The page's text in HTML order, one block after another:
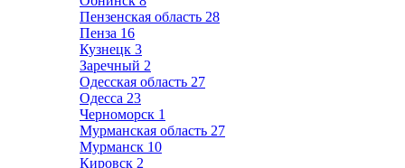
Пензенская область 28
Пенза 16
Кузнецк 3
Заречный 2
Одесская область 27
Одесса 23
Черноморск 1
Мурманская область 27
Мурманск 10
Кировск 2